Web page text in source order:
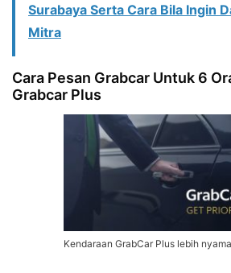
Surabaya Serta Cara Bila Ingin
Mitra
Cara Pesan Grabcar Untuk 6
Grabcar Plus
Kendaraan GrabCar Plus lebih